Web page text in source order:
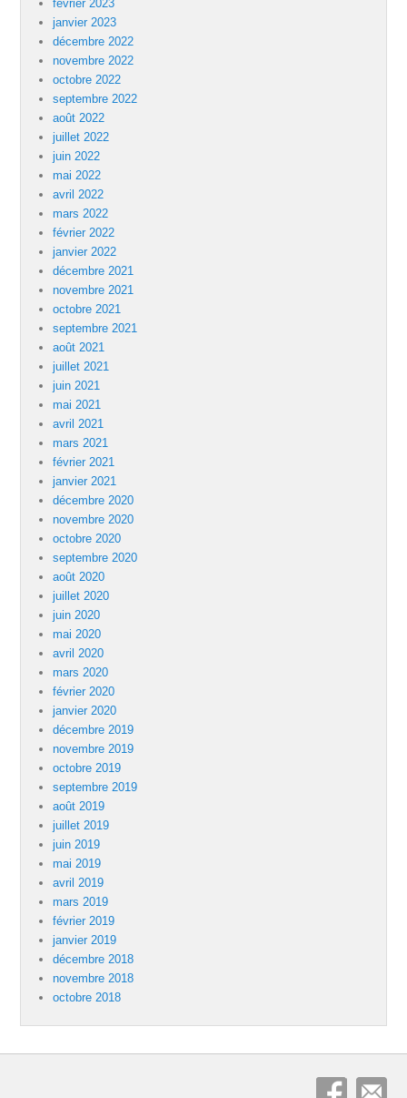
février 2023
janvier 2023
décembre 2022
novembre 2022
octobre 2022
septembre 2022
août 2022
juillet 2022
juin 2022
mai 2022
avril 2022
mars 2022
février 2022
janvier 2022
décembre 2021
novembre 2021
octobre 2021
septembre 2021
août 2021
juillet 2021
juin 2021
mai 2021
avril 2021
mars 2021
février 2021
janvier 2021
décembre 2020
novembre 2020
octobre 2020
septembre 2020
août 2020
juillet 2020
juin 2020
mai 2020
avril 2020
mars 2020
février 2020
janvier 2020
décembre 2019
novembre 2019
octobre 2019
septembre 2019
août 2019
juillet 2019
juin 2019
mai 2019
avril 2019
mars 2019
février 2019
janvier 2019
décembre 2018
novembre 2018
octobre 2018